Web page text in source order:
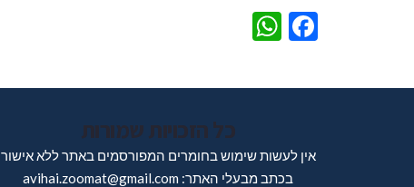
Facebook
כל הזכויות שמורות
אין לעשות שימוש בחומרים המפורסמים באתר ללא אישור
בכתב מבעלי האתר: avihai.zoomat@gmail.com